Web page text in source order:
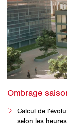
Calcul de
selon les